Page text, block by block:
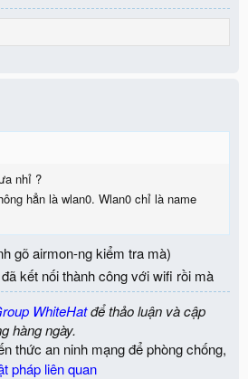
nhỉ ?
hẳn là wlan0. Wlan0 chỉ là name
gõ airmon-ng kiểm tra mà)
kết nối thành công với wifi rồi mà
WhiteHatđể thảo luận và cập
hàng ngày.
thức an ninh mạng để phòng chống,
pháp liên quan